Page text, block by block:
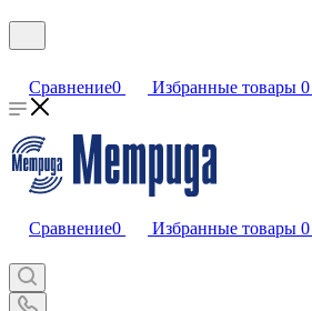
Сравнение0 Избранные товары 0
Сравнение0 Избранные товары 0